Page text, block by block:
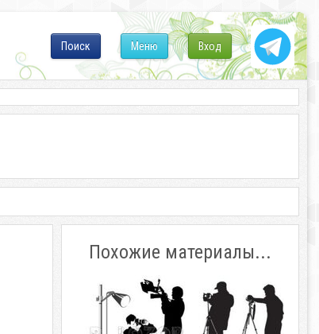
Вход
Меню
Поиск
Похожие материалы...